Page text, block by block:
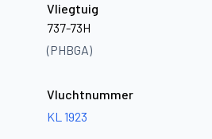
Vliegtuig
737-73H
(PHBGA)
Vluchtnummer
KL 1923